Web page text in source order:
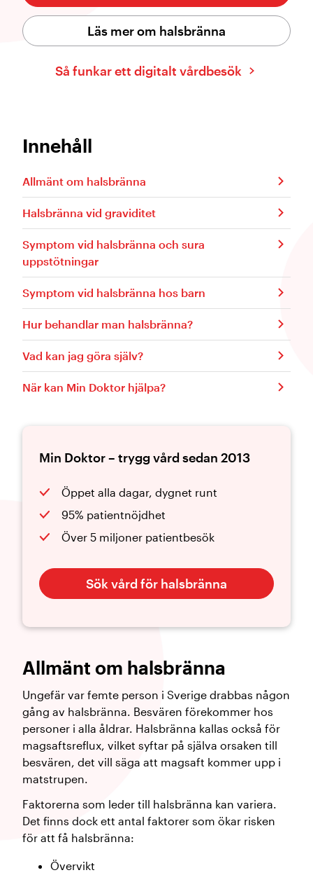
Läs mer om halsbränna
Så funkar ett digitalt vårdbesök
Allmänt om halsbränna
Ungefär var femte person i Sverige drabbas någon
gång av halsbränna. Besvären förekommer hos
personer i alla åldrar. Halsbränna kallas också för
magsaftsreflux, vilket syftar på själva orsaken till
besvären, det vill säga att magsaft kommer upp i
matstrupen.
Faktorerna som leder till halsbränna kan variera.
Det finns dock ett antal faktorer som ökar risken
för att få halsbränna:
Övervikt
Innehåll
Allmänt om halsbränna
Halsbränna vid graviditet
Symptom vid halsbränna och sura
uppstötningar
Symptom vid halsbränna hos barn
Hur behandlar man halsbränna?
Vad kan jag göra själv?
När kan Min Doktor hjälpa?
Min Doktor – trygg vård sedan 2013
Öppet alla dagar, dygnet runt
95% patientnöjdhet
Över 5 miljoner patientbesök
Sök vård för halsbränna